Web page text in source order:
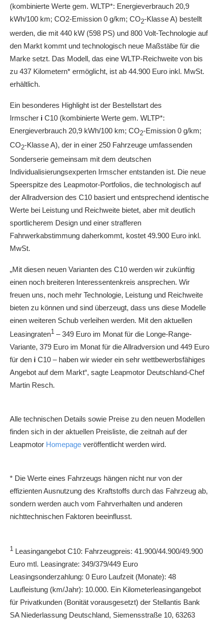
(kombinierte Werte gem. WLTP*: Energieverbrauch 20,9
kWh/100 km; CO2-Emission 0 g/km; CO2-Klasse A) bestellt
werden, die mit 440 kW (598 PS) und 800 Volt-Technologie auf
den Markt kommt und technologisch neue Maßstäbe für die
Marke setzt. Das Modell, das eine WLTP-Reichweite von bis
zu 437 Kilometern* ermöglicht, ist ab 44.900 Euro inkl. MwSt.
erhältlich.
Ein besonderes Highlight ist der Bestellstart des
Irmscher i C10 (kombinierte Werte gem. WLTP*:
Energieverbrauch 20,9 kWh/100 km; CO2-Emission 0 g/km;
CO2-Klasse A), der in einer 250 Fahrzeuge umfassenden
Sonderserie gemeinsam mit dem deutschen
Individualisierungsexperten Irmscher entstanden ist. Die neue
Speerspitze des Leapmotor-Portfolios, die technologisch auf
der Allradversion des C10 basiert und entsprechend identische
Werte bei Leistung und Reichweite bietet, aber mit deutlich
sportlicherem Design und einer strafferen
Fahrwerkabstimmung daherkommt, kostet 49.900 Euro inkl.
MwSt.
„Mit diesen neuen Varianten des C10 werden wir zukünftig
einen noch breiteren Interessentenkreis ansprechen. Wir
freuen uns, noch mehr Technologie, Leistung und Reichweite
bieten zu können und sind überzeugt, dass uns diese Modelle
einen weiteren Schub verleihen werden. Mit den aktuellen
Leasingraten1 – 349 Euro im Monat für die Longe-Range-
Variante, 379 Euro im Monat für die Allradversion und 449 Euro
für den i C10 – haben wir wieder ein sehr wettbewerbsfähiges
Angebot auf dem Markt“, sagte Leapmotor Deutschland-Chef
Martin Resch.
Alle technischen Details sowie Preise zu den neuen Modellen
finden sich in der aktuellen Preisliste, die zeitnah auf der
Leapmotor Homepage veröffentlicht werden wird.
* Die Werte eines Fahrzeugs hängen nicht nur von der
effizienten Ausnutzung des Kraftstoffs durch das Fahrzeug ab,
sondern werden auch vom Fahrverhalten und anderen
nichttechnischen Faktoren beeinflusst.
1 Leasingangebot C10: Fahrzeugpreis: 41.900/44.900/49.900
Euro mtl. Leasingrate: 349/379/449 Euro
Leasingsonderzahlung: 0 Euro Laufzeit (Monate): 48
Laufleistung (km/Jahr): 10.000. Ein Kilometerleasingangebot
für Privatkunden (Bonität vorausgesetzt) der Stellantis Bank
SA Niederlassung Deutschland, Siemensstraße 10, 63263